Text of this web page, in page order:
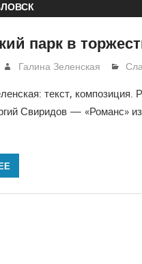
парк в
Галина Зеленская
текст,
Свиридов — «Романс»